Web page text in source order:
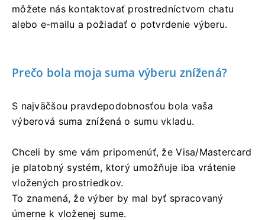
môžete nás kontaktovať prostredníctvom chatu
alebo e-mailu a požiadať o potvrdenie výberu.
Prečo bola moja suma výberu znížená?
S najväčšou pravdepodobnosťou bola vaša
výberová suma znížená o sumu vkladu.
Chceli by sme vám pripomenúť, že Visa/Mastercard
je platobný systém, ktorý umožňuje iba vrátenie
vložených prostriedkov.
To znamená, že výber by mal byť spracovaný
úmerne k vloženej sume.